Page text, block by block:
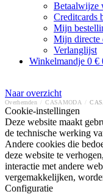
Betaalwijze
Creditcards
Mijn
Mijn directe
Verlanglijst
Winkelmandje 0 €
Naar overzicht
Overhemden CASAMODA
Cookie-instellingen
Deze website maakt
de technische werking
Andere cookies die
deze website te
interactie met andere
vergemakkelijken,
Configuratie